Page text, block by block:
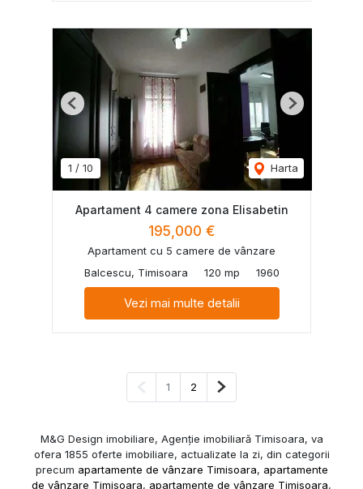
1 / 10 Harta
Previous Next
Apartament 4 camere zona Elisabetin
195,000 €
Apartament cu 5 camere de vânzare
Balcescu, Timisoara
120 mp 1960
Vezi mai multe detalii
Pagina anterioară
1 2 Pagina următoare
M&G Design imobiliare, Agenție imobiliară Timisoara, va
ofera 1855 oferte imobiliare, actualizate la zi, din categorii
precum apartamente de vânzare Timisoara, apartamente
de vânzare Timisoara, apartamente de vânzare Timisoara,